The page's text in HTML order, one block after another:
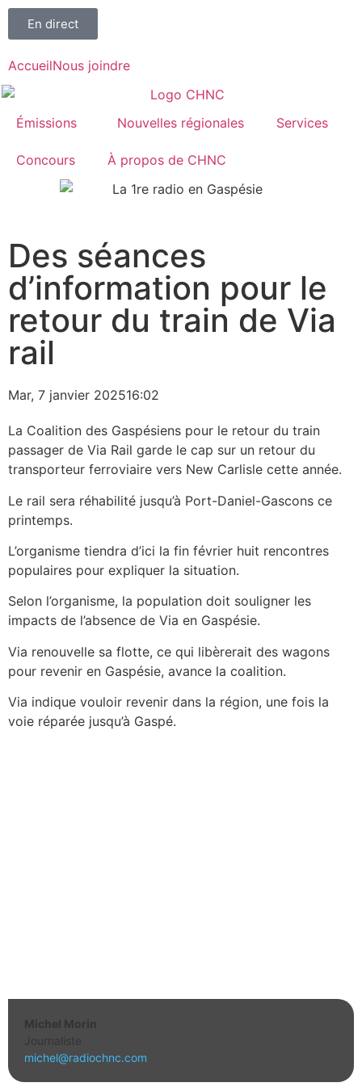
En direct
AccueilNous joindre
Émissions Nouvelles régionales Services
Concours À propos de CHNC
Paspébiac
Des séances
d’information pour le
retour du train de Via
rail
Michel Morin
Journaliste
michel@radiochnc.com
Mar, 7 janvier 202516:02
La Coalition des Gaspésiens pour le retour du train
passager de Via Rail garde le cap sur un retour du
transporteur ferroviaire vers New Carlisle cette année.
Le rail sera réhabilité jusqu’à Port-Daniel-Gascons ce
printemps.
L’organisme tiendra d’ici la fin février huit rencontres
populaires pour expliquer la situation.
Selon l’organisme, la population doit souligner les
impacts de l’absence de Via en Gaspésie.
Via renouvelle sa flotte, ce qui libèrerait des wagons
pour revenir en Gaspésie, avance la coalition.
Via indique vouloir revenir dans la région, une fois la
voie réparée jusqu’à Gaspé.